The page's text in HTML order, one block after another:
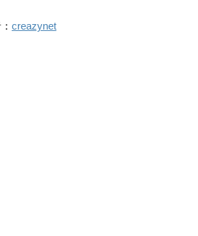
creazynet